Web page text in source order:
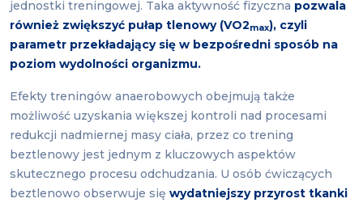
jednostki treningowej. Taka aktywność fizyczna pozwala
również zwiększyć pułap tlenowy (VO2max), czyli
parametr przekładający się w bezpośredni sposób na
poziom wydolności organizmu.
Efekty treningów anaerobowych obejmują także
możliwość uzyskania większej kontroli nad procesami
redukcji nadmiernej masy ciała, przez co trening
beztlenowy jest jednym z kluczowych aspektów
skutecznego procesu odchudzania. U osób ćwiczących
beztlenowo obserwuje się wydatniejszy przyrost tkanki